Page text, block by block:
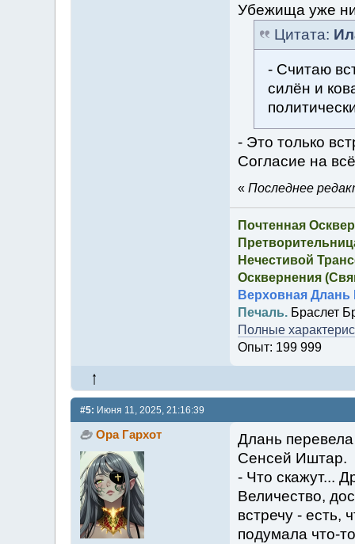
Убежища уже ни
Цитата:
- Считаю
силён и
- Это только
Согласие на
« Последнее
Почтенная
Нечестивой
Осквернения
Верховная Длань
Печаль.Браслет
Полные
Опыт: 199 999
#5: Июня 11, 2025, 21:16:39
Ора Гархот
Длань
Сенсей Иштар.
- Что скажут...
Величество,
встречу - есть,
подумала что-